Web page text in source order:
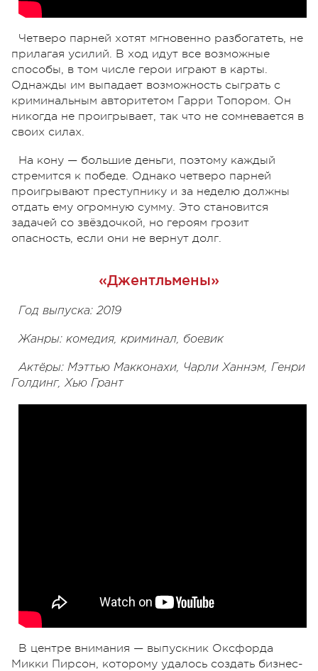
Четверо парней хотят мгновенно разбогатеть, не
прилагая усилий. В ход идут все возможные
способы, в том числе герои играют в карты.
Однажды им выпадает возможность сыграть с
криминальным авторитетом Гарри Топором. Он
никогда не проигрывает, так что не сомневается в
своих силах.
На кону — большие деньги, поэтому каждый
стремится к победе. Однако четверо парней
проигрывают преступнику и за неделю должны
отдать ему огромную сумму. Это становится
задачей со звёздочкой, но героям грозит
опасность, если они не вернут долг.
«Джентльмены»
Год выпуска: 2019
Жанры: комедия, криминал, боевик
Актёры: Мэттью Макконахи, Чарли Ханнэм, Генри
Голдинг, Хью Грант
В центре внимания — выпускник Оксфорда
Микки Пирсон, которому удалось создать бизнес-